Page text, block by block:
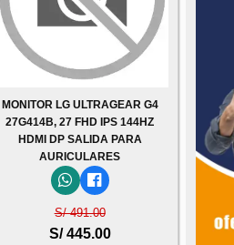
MONITOR LG ULTRAGEAR G4
27G414B, 27 FHD IPS 144HZ
HDMI DP SALIDA PARA
AURICULARES
S/ 491.00
S/ 445.00